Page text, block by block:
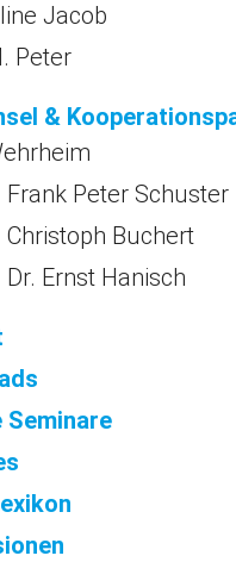
Jacob
Peter
&
Frank Peter Schuster
Christoph Buchert
Dr. Ernst Hanisch
Seminare